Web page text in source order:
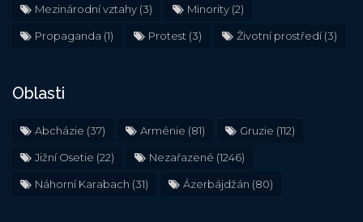
Mezinárodní vztahy (3) Minority (2)
Propaganda (1) Protest (3) Životní prostředí(3)
Oblasti
Abcházie (37) Arménie (81) Gruzie (112)
Jižní Osetie (22) Nezařazené (1246)
Náhorní Karabach (31) Ázerbájdžán (80)